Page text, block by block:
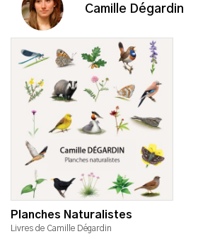
Camille Dégardin
Planches Naturalistes
Livres de Camille Dégardin